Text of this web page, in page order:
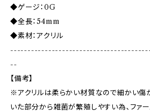
◆ゲージ：0G
◆全長：54mm
◆素材：アクリル
--
【備考】
※アクリルは柔らかい材質なので細かい傷
いた部分から雑菌が繁殖しやすい為、ファ